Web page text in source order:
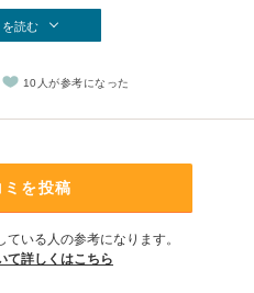
読む
10人が参考になった
ミを投稿
いる人の参考になります。
て詳しくはこちら